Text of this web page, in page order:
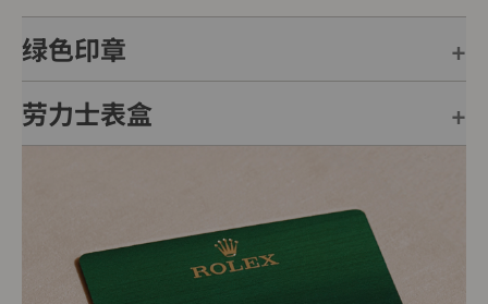
绿色印章
每只劳力士腕表均附有全球五年保用保证，并附上绿色印
章，此印章是超卓天文台精密时计的象征。此认证除了证
劳力士表盒
送礼之用亦非常合适，接收礼物者会感到愉悦非常。